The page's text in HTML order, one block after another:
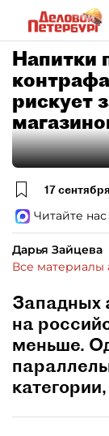
Напитки
рискует
17
Читайте
Дарья Зайцева
Все материалы
Западных
на
меньше.